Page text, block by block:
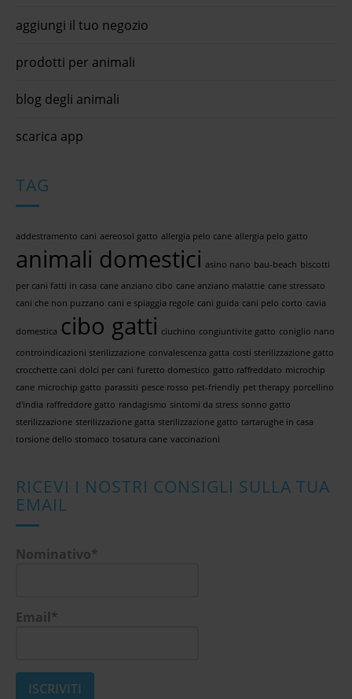
aggiungi il tuo negozio
prodotti per animali
blog degli animali
scarica app
TAG
addestramento cani aereosol gatto allergia pelo cane allergia pelo gatto
animali domestici asino nano bau-beach biscotti
per cani fatti in casa cane anziano cibo cane anziano malattie cane stressato
cani che non puzzano cani e spiaggia regole cani guida cani pelo corto cavia
domestica cibo gatti ciuchino congiuntivite gatto coniglio nano
controindicazioni sterilizzazione convalescenza gatta costi sterilizzazione gatto
crocchette cani dolci per cani furetto domestico gatto raffreddato microchip
cane microchip gatto parassiti pesce rosso pet-friendly pet therapy porcellino
d'india raffreddore gatto randagismo sintomi da stress sonno gatto
sterilizzazione sterilizzazione gatta sterilizzazione gatto tartarughe in casa
torsione dello stomaco tosatura cane vaccinazioni
RICEVI I NOSTRI CONSIGLI SULLA TUA
EMAIL
Nominativo*
Email*